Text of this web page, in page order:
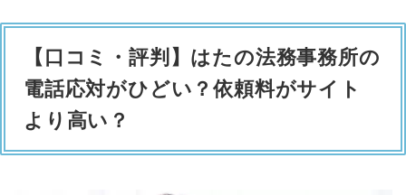
【口コミ・評判】はたの法務事務所の
電話応対がひどい？依頼料がサイト
より高い？